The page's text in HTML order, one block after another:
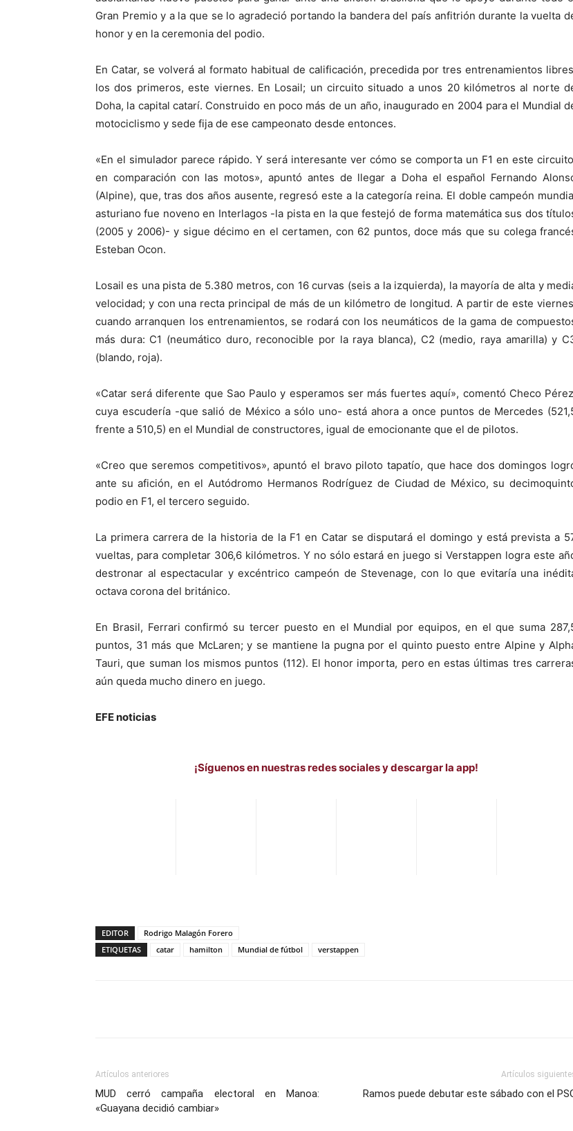
Gran Premio y a la que se lo agradeció portando la bandera del país anfitrión durante la vuelta
honor y en la ceremonia del podio.
En Catar, se volverá al formato habitual de calificación, precedida por tres entrenamientos
los dos primeros, este viernes. En Losail; un circuito situado a unos 20 kilómetros al norte
Doha, la capital catarí. Construido en poco más de un año, inaugurado en 2004 para el Mundial
motociclismo y sede fija de ese campeonato desde entonces.
«En el simulador parece rápido. Y será interesante ver cómo se comporta un F1 en este
en comparación con las motos», apuntó antes de llegar a Doha el español Fernando
(Alpine), que, tras dos años ausente, regresó este a la categoría reina. El doble campeón
asturiano fue noveno en Interlagos -la pista en la que festejó de forma matemática sus dos
(2005 y 2006)- y sigue décimo en el certamen, con 62 puntos, doce más que su colega
Esteban Ocon.
Losail es una pista de 5.380 metros, con 16 curvas (seis a la izquierda), la mayoría de alta y
velocidad; y con una recta principal de más de un kilómetro de longitud. A partir de este
cuando arranquen los entrenamientos, se rodará con los neumáticos de la gama de
más dura: C1 (neumático duro, reconocible por la raya blanca), C2 (medio, raya amarilla) y
(blando, roja).
«Catar será diferente que Sao Paulo y esperamos ser más fuertes aquí», comentó Checo
cuya escudería -que salió de México a sólo uno- está ahora a once puntos de Mercedes
frente a 510,5) en el Mundial de constructores, igual de emocionante que el de pilotos.
«Creo que seremos competitivos», apuntó el bravo piloto tapatío, que hace dos domingos
ante su afición, en el Autódromo Hermanos Rodríguez de Ciudad de México, su
podio en F1, el tercero seguido.
La primera carrera de la historia de la F1 en Catar se disputará el domingo y está prevista a
vueltas, para completar 306,6 kilómetros. Y no sólo estará en juego si Verstappen logra este
destronar al espectacular y excéntrico campeón de Stevenage, con lo que evitaría una
octava corona del británico.
En Brasil, Ferrari confirmó su tercer puesto en el Mundial por equipos, en el que suma
puntos, 31 más que McLaren; y se mantiene la pugna por el quinto puesto entre Alpine y
Tauri, que suman los mismos puntos (112). El honor importa, pero en estas últimas tres
aún queda mucho dinero en juego.
EFE noticias
¡Síguenos en nuestras redes sociales y descargar la app!
EDITOR
Rodrigo Malagón Forero
ETIQUETAS
catar hamilton Mundial de fútbol verstappen
Artículos anteriores
MUD cerró campaña electoral en Manoa:
«Guayana decidió cambiar»
Artículos
Ramos puede debutar este sábado con el